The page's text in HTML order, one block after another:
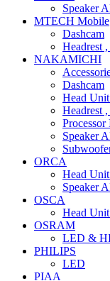
Speaker
MTECH Mobile
Dashcam
Headrest
NAKAMICHI
Dashcam
Head
Headrest
Speaker
ORCA
Head
Speaker
OSCA
Head
OSRAM
LED &
PHILIPS
LED
PIAA